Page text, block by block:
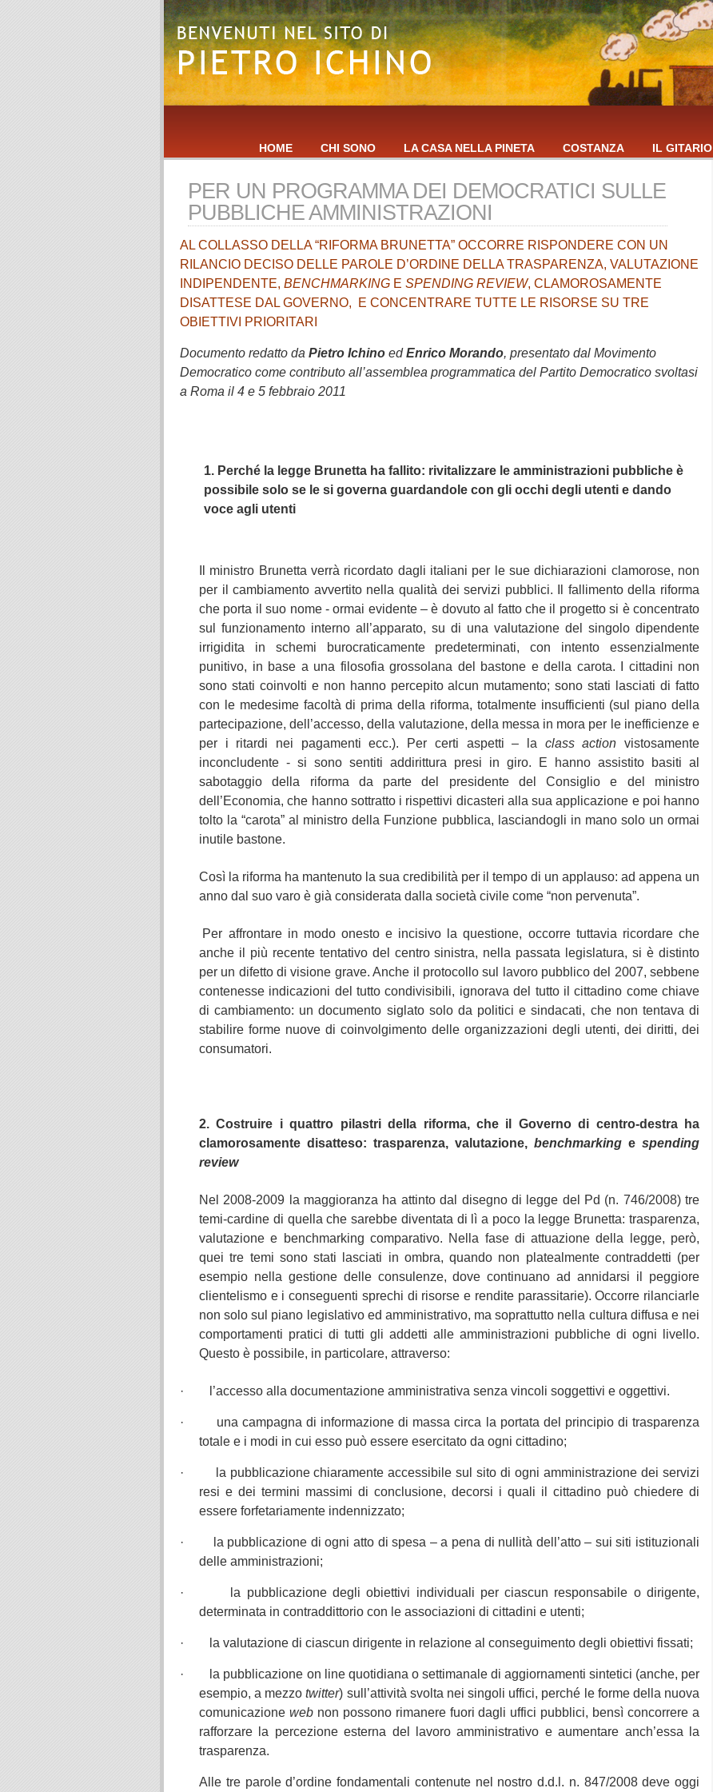
HOME CHI SONO LA CASA NELLA PINETA COSTANZA IL GITARIO
PER UN PROGRAMMA DEI DEMOCRATICI SULLE
PUBBLICHE AMMINISTRAZIONI
AL COLLASSO DELLA “RIFORMA BRUNETTA” OCCORRE RISPONDERE CON UN
RILANCIO DECISO DELLE PAROLE D’ORDINE DELLA TRASPARENZA, VALUTAZIONE
INDIPENDENTE, BENCHMARKING E SPENDING REVIEW, CLAMOROSAMENTE
DISATTESE DAL GOVERNO, E CONCENTRARE TUTTE LE RISORSE SU TRE
OBIETTIVI PRIORITARI
Documento redatto da Pietro Ichino edEnrico Morando, presentato dal Movimento
Democratico come contributo all’assemblea programmatica del Partito Democratico svoltasi
a Roma il 4 e 5 febbraio 2011
1. Perché la legge Brunetta ha fallito: rivitalizzare le amministrazioni pubbliche è
possibile solo se le si governa guardandole con gli occhi degli utenti e dando
voce agli utenti
Il ministro Brunetta verrà ricordato dagli italiani per le sue dichiarazioni clamorose, non
per il cambiamento avvertito nella qualità dei servizi pubblici. Il fallimento della riforma
che porta il suo nome ‑ ormai evidente – è dovuto al fatto che il progetto si è concentrato
sul funzionamento interno all’apparato, su di una valutazione del singolo dipendente
irrigidita in schemi burocraticamente predeterminati, con intento essenzialmente
punitivo, in base a una filosofia grossolana del bastone e della carota. I cittadini non
sono stati coinvolti e non hanno percepito alcun mutamento; sono stati lasciati di fatto
con le medesime facoltà di prima della riforma, totalmente insufficienti (sul piano della
partecipazione, dell’accesso, della valutazione, della messa in mora per le inefficienze e
per i ritardi nei pagamenti ecc.). Per certi aspetti – la class actionvistosamente
inconcludente ‑ si sono sentiti addirittura presi in giro. E hanno assistito basiti al
sabotaggio della riforma da parte del presidente del Consiglio e del ministro
dell’Economia, che hanno sottratto i rispettivi dicasteri alla sua applicazione e poi hanno
tolto la “carota” al ministro della Funzione pubblica, lasciandogli in mano solo un ormai
inutile bastone.
Così la riforma ha mantenuto la sua credibilità per il tempo di un applauso: ad appena un
anno dal suo varo è già considerata dalla società civile come “non pervenuta”.
Per affrontare in modo onesto e incisivo la questione, occorre tuttavia ricordare che
anche il più recente tentativo del centro sinistra, nella passata legislatura, si è distinto
per un difetto di visione grave. Anche il protocollo sul lavoro pubblico del 2007, sebbene
contenesse indicazioni del tutto condivisibili, ignorava del tutto il cittadino come chiave
di cambiamento: un documento siglato solo da politici e sindacati, che non tentava di
stabilire forme nuove di coinvolgimento delle organizzazioni degli utenti, dei diritti, dei
consumatori.
2. Costruire i quattro pilastri della riforma, che il Governo di centro-destra ha
clamorosamente disatteso: trasparenza, valutazione, benchmarking e spending
review
Nel 2008-2009 la maggioranza ha attinto dal disegno di legge del Pd (n. 746/2008) tre
temi-cardine di quella che sarebbe diventata di lì a poco la legge Brunetta: trasparenza,
valutazione e benchmarking comparativo. Nella fase di attuazione della legge, però,
quei tre temi sono stati lasciati in ombra, quando non platealmente contraddetti (per
esempio nella gestione delle consulenze, dove continuano ad annidarsi il peggiore
clientelismo e i conseguenti sprechi di risorse e rendite parassitarie). Occorre rilanciarle
non solo sul piano legislativo ed amministrativo, ma soprattutto nella cultura diffusa e nei
comportamenti pratici di tutti gli addetti alle amministrazioni pubbliche di ogni livello.
Questo è possibile, in particolare, attraverso:
· l’accesso alla documentazione amministrativa senza vincoli soggettivi e oggettivi.
· una campagna di informazione di massa circa la portata del principio di trasparenza
totale e i modi in cui esso può essere esercitato da ogni cittadino;
· la pubblicazione chiaramente accessibile sul sito di ogni amministrazione dei servizi
resi e dei termini massimi di conclusione, decorsi i quali il cittadino può chiedere di
essere forfetariamente indennizzato;
· la pubblicazione di ogni atto di spesa – a pena di nullità dell’atto – sui siti istituzionali
delle amministrazioni;
· la pubblicazione degli obiettivi individuali per ciascun responsabile o dirigente,
determinata in contraddittorio con le associazioni di cittadini e utenti;
· la valutazione di ciascun dirigente in relazione al conseguimento degli obiettivi fissati;
· la pubblicazione on line quotidiana o settimanale di aggiornamenti sintetici (anche, per
esempio, a mezzotwitter) sull’attività svolta nei singoli uffici, perché le forme della nuova
comunicazione web non possono rimanere fuori dagli uffici pubblici, bensì concorrere a
rafforzare la percezione esterna del lavoro amministrativo e aumentare anch’essa la
trasparenza.
Alle tre parole d’ordine fondamentali contenute nel nostro d.d.l. n. 847/2008 deve oggi